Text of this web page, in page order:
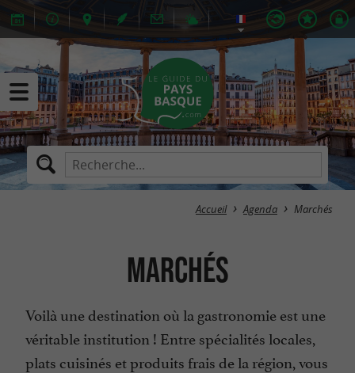
Accueil Agenda Marchés
Marchés
Voilà une destination où la gastronomie est une
véritable institution ! Entre spécialités locales,
plats cuisinés et produits frais de la région, vous